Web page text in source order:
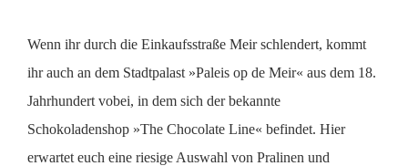
Wenn ihr durch die Einkaufsstraße Meir schlendert, kommt
ihr auch an dem Stadtpalast »Paleis op de Meir« aus dem 18.
Jahrhundert vobei, in dem sich der bekannte
Schokoladenshop »The Chocolate Line« befindet. Hier
erwartet euch eine riesige Auswahl von Pralinen und